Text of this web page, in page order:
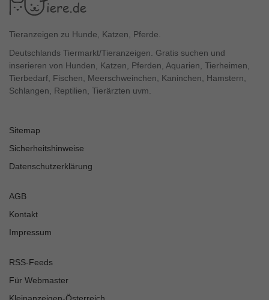
Tieranzeigen zu Hunde, Katzen, Pferde.
Deutschlands Tiermarkt/Tieranzeigen. Gratis suchen und
inserieren von Hunden, Katzen, Pferden, Aquarien, Tierheimen,
Tierbedarf, Fischen, Meerschweinchen, Kaninchen, Hamstern,
Schlangen, Reptilien, Tierärzten uvm.
Sitemap
Sicherheitshinweise
Datenschutzerklärung
AGB
Kontakt
Impressum
RSS-Feeds
Für Webmaster